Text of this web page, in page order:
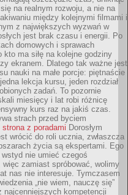
się na realnym rozwoju, a nie na
między kolejnymi filmami i
z największych wyzwań w
jest brak czasu i energii. Po
domowych i sprawach
kto ma siłę na kolejne godziny
ekranem. Dlatego tak ważne jest
nauki na małe porcje: piętnaście
lekcja kursu, jeden rozdział
zadań. To pozornie
miesięcy i lat robi różnicę
kurs raz na jakiś czas.
strach przed byciem
strona z poradami Dorosłym
wrócić do roli ucznia, zwłaszcza
życia są ekspertami. Ego
wstyd nie umieć czegoś
więc zamiast spróbować, wolimy
nas nie interesuje. Tymczasem
„nie wiem, nauczę się”
najcenniejszych kompetencji